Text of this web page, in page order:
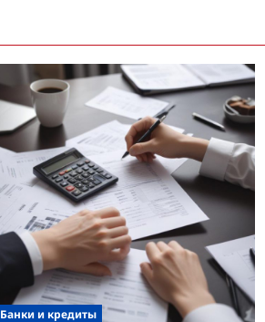
Банки и кредиты